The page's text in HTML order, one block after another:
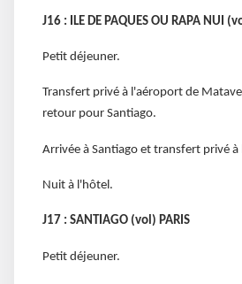
J16 : ILE DE PAQUES OU RAPA NUI
Petit déjeuner.
Transfert privé à l'aéroport de
retour pour Santiago.
Arrivée à Santiago et transfert privé à
Nuit à l'hôtel.
J17 : SANTIAGO (vol) PARIS
Petit déjeuner.